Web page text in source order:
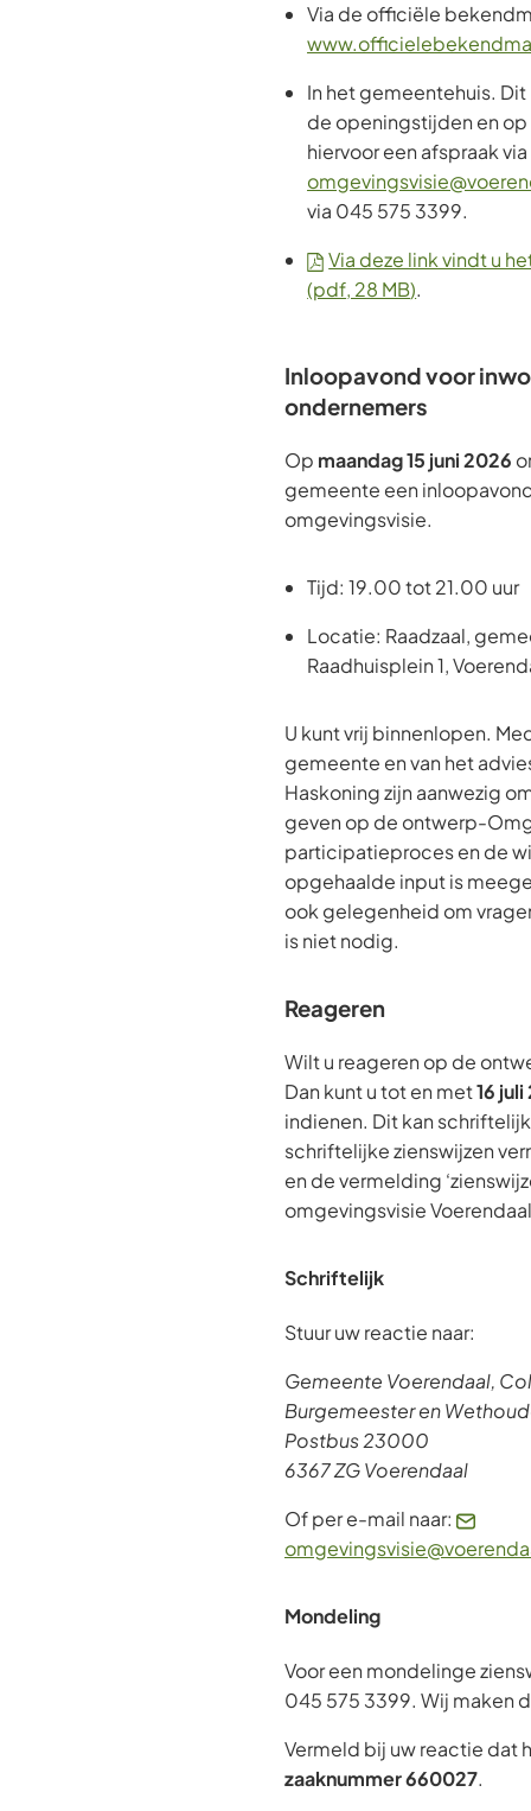
Via de officiële
In het gemeentehuis.
de openingstijden en op
hiervoor een afspraak via
via 045 575 3399.
Via deze link vindt u
(pdf, 28 MB).
Inloopavond voor
ondernemers
Op maandag 15 juni 2026
gemeente een
omgevingsvisie.
Tijd: 19.00 tot 21.00 uur
Locatie: Raadzaal,
Raadhuisplein 1,
U kunt vrij binnenlopen.
gemeente en van het
Haskoning zijn aanwezig
geven op de ontwerp-
participatieproces en de
opgehaalde input is
ook gelegenheid om
is niet nodig.
Reageren
Wilt u reageren op de
Dan kunt u tot en met16
indienen. Dit kan
schriftelijke zienswijzen
en de vermelding
omgevingsvisie
Schriftelijk
Stuur uw reactie naar:
Gemeente Voerendaal,
Burgemeester en
Postbus 23000
6367 ZG Voerendaal
Of per e-mail naar:
Mondeling
Voor een mondelinge
045 575 3399. Wij maken
Vermeld bij uw reactie dat
zaaknummer 660027.